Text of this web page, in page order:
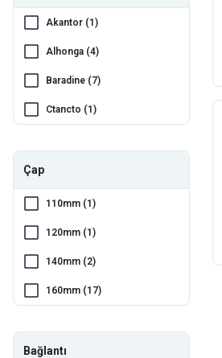
Akantor (1)
Alhonga (4)
Baradine (7)
Ctancto (1)
EZmtb (23)
Fonte (1)
Impact (14)
Çap
110mm (1)
120mm (1)
140mm (2)
160mm (17)
203mm (8)
Bağlantı